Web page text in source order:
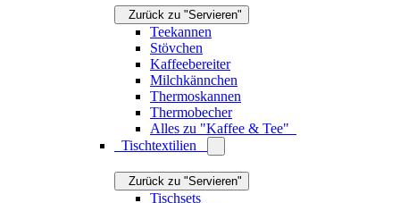
Zurück zu "Servieren"
Lunchboxen
Thermobecher
Thermoskannen
Trinkflaschen
Picknickdecken
Alles zu "To-go"
Alles zu "Servieren"
Das könnte Sie auch interessieren
Tisch dekorieren Jetzt lesen